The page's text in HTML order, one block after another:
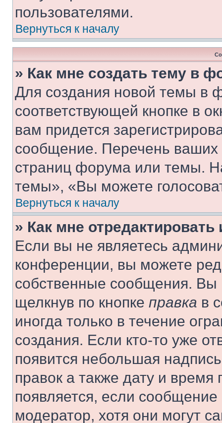
пользователями.
Вернуться к началу
» Как мне создать тему в
Для создания новой темы в
соответствующей кнопке в
вам придется
сообщение. Перечень ваших
страниц форума или темы.
темы», «Вы можете
Вернуться к началу
» Как мне
Если вы не являетесь
конференции, вы можете
собственные сообщения. Вы
щелкнув по кнопке правка в
иногда только в течение
создания. Если кто-то уже
появится небольшая
правок а также дату и
появляется, если
модератор, хотя они могут